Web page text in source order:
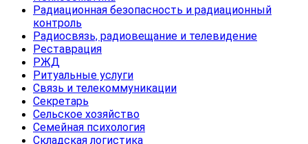
Радиационная безопасность и радиационный
контроль
Радиосвязь, радиовещание и телевидение
Реставрация
РЖД
Ритуальные услуги
Связь и телекоммуникации
Секретарь
Сельское хозяйство
Семейная психология
Складская логистика